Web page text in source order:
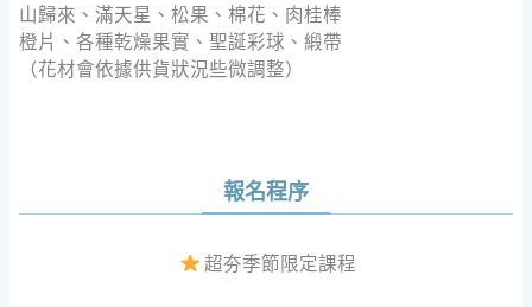
山歸來、滿天星、松果、棉花、肉桂棒
橙片、各種乾燥果實、聖誕彩球、緞帶
（花材會依據供貨狀況些微調整）
報名程序
超夯季節限定課程